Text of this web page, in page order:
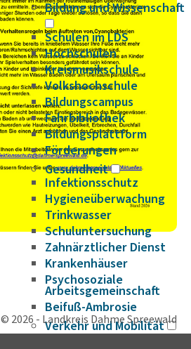
Bildung und Wissenschaft
Schulen im LDS
Hochschulen
Kreismusikschule
Volkshochschule
Bildungscampus
Fahrbibliothek
Bildungsplattform
Förderungen
Gesundheit
Infektionsschutz
Hygieneüberwachung
Trinkwasser
Schuluntersuchung
Zahnärztlicher Dienst
Krankenhäuser
Psychosoziale
Arbeitsgemeinschaft
Beifuß-Ambrosie
Verkehr und Mobilität
Radverkehr
© 2026 - Landkreis Dahme Spreewald